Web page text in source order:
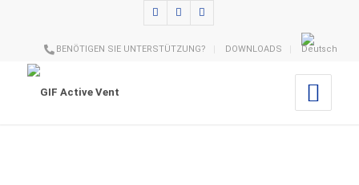
BENÖTIGEN SIE UNTERSTÜTZUNG? DOWNLOADS